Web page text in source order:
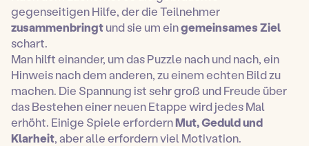
gegenseitigen Hilfe, der die Teilnehmer
zusammenbringtund sie um eingemeinsames Ziel
schart.
Man hilft einander, um das Puzzle nach und nach, ein
Hinweis nach dem anderen, zu einem echten Bild zu
machen. Die Spannung ist sehr groß und Freude über
das Bestehen einer neuen Etappe wird jedes Mal
erhöht. Einige Spiele erfordernMut, Geduld und
Klarheit, aber alle erfordern viel Motivation.